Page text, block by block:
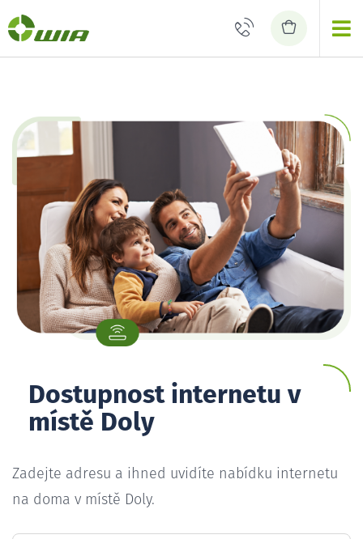
Dostupnost internetu v
místě Doly
Zadejte adresu a ihned uvidíte nabídku internetu
na doma v místě Doly.